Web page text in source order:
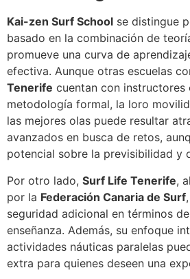
Kai-zen Surf School se distingue
basado en la combinación de
promueve una curva de
efectiva. Aunque otras escuelas
Tenerife cuentan con
metodología formal, la loro
las mejores olas puede resultar
avanzados en busca de retos,
potencial sobre la previsibilidad y
Por otro lado, Surf Life Tenerife,
por la Federación Canaria de Surf
seguridad adicional en términos
enseñanza. Además, su enfoque
actividades náuticas paralelas
extra para quienes deseen una